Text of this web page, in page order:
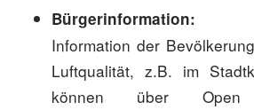
Bürgerinformation:
Information der
Luftqualität, z.B. im
können über Open